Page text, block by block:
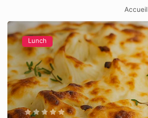
Accueil
Lunch